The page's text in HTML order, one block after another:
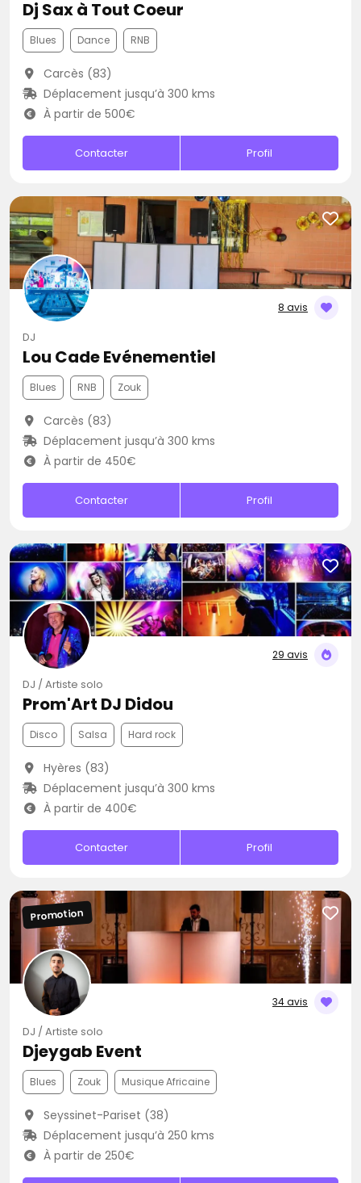
Dj Sax à Tout Coeur
Blues Dance RNB
Carcès (83)
Déplacement jusqu’à 300 kms
À partir de 500€
Contacter Profil
8 avis
DJ
Lou Cade Evénementiel
Blues RNB Zouk
Carcès (83)
Déplacement jusqu’à 300 kms
À partir de 450€
Contacter Profil
29 avis
DJ / Artiste solo
Prom'Art DJ Didou
Disco Salsa Hard rock
Hyères (83)
Déplacement jusqu’à 300 kms
À partir de 400€
Contacter Profil
34 avis
Promotion
DJ / Artiste solo
Djeygab Event
Blues Zouk Musique Africaine
Seyssinet-Pariset (38)
Déplacement jusqu’à 250 kms
À partir de 250€